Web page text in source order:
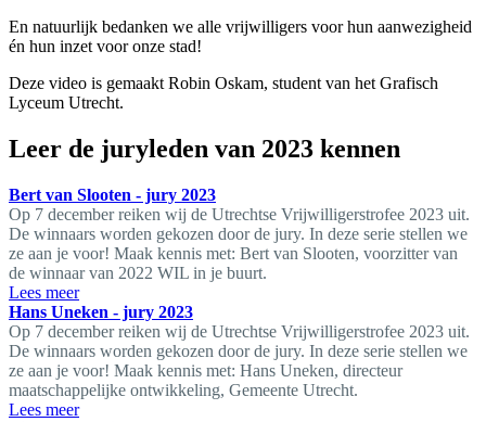
En natuurlijk bedanken we alle vrijwilligers voor hun aanwezigheid
én hun inzet voor onze stad!
Deze video is gemaakt Robin Oskam, student van het Grafisch
Lyceum Utrecht.
Leer de juryleden van 2023 kennen
Bert van Slooten - jury 2023
Op 7 december reiken wij de Utrechtse Vrijwilligerstrofee 2023 uit.
De winnaars worden gekozen door de jury. In deze serie stellen we
ze aan je voor! Maak kennis met: Bert van Slooten, voorzitter van
de winnaar van 2022 WIL in je buurt.
Lees meer
Hans Uneken - jury 2023
Op 7 december reiken wij de Utrechtse Vrijwilligerstrofee 2023 uit.
De winnaars worden gekozen door de jury. In deze serie stellen we
ze aan je voor! Maak kennis met: Hans Uneken, directeur
maatschappelijke ontwikkeling, Gemeente Utrecht.
Lees meer